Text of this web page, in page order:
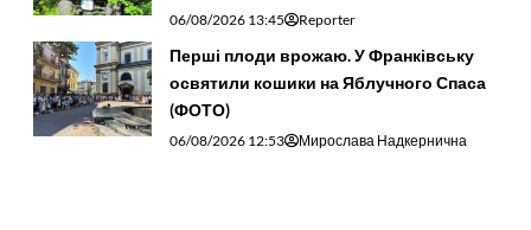
06/08/2026 13:45 Reporter
Перші плоди врожаю. У Франківську
освятили кошики на Яблучного Спаса
(ФОТО)
06/08/2026 12:53 Мирослава Надкернична